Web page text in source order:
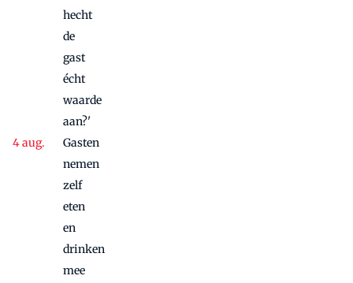
hecht
de
gast
écht
waarde
aan?'
Gasten
nemen
zelf
eten
en
drinken
mee